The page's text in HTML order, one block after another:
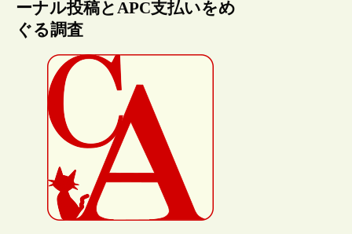
ーナル投稿とAPC支払いをめ
ぐる調査